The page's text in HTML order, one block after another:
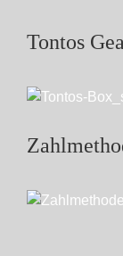
Tontos